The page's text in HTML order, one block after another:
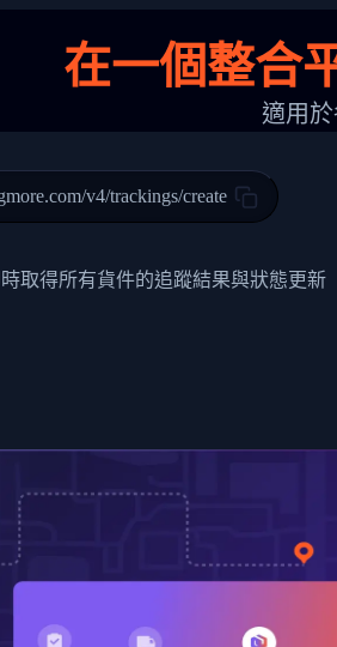
"United States",
2,
"Departed Facility in HONG
"2017-03-06 15:28:00",
"Shipment picked
"BEIJING-CHINA,PEOPLES
在一個整合
適用
v4/trackings/create
取得所有貨件的追蹤結果與狀態更新